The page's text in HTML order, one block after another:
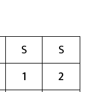
S
S
1
2